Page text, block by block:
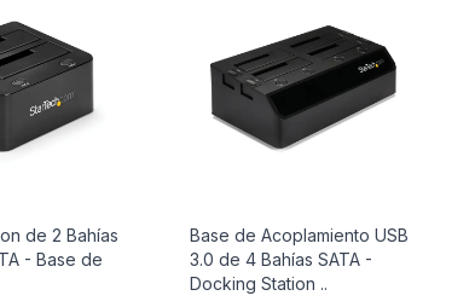
de 2 Bahías
- Base de
Base de Acoplamiento USB
3.0 de 4 Bahías SATA -
Docking Station ..